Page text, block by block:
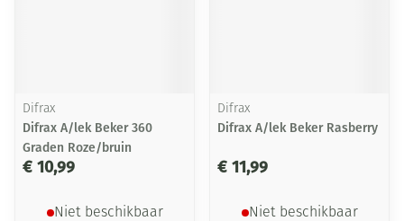
Difrax
Difrax A/lek Beker 360
Graden Roze/bruin
€ 10,99
Niet beschikbaar
Difrax
Difrax A/lek Beker Rasberry
€ 11,99
Niet beschikbaar